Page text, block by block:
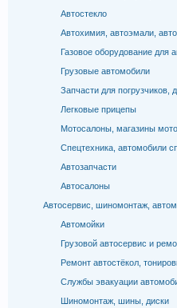
Автостекло
Автохимия, автоэмали,
Газовое оборудование для
Грузовые автомобили
Запчасти для погрузчиков,
Легковые прицепы
Мотосалоны, магазины
Спецтехника, автомобили
Автозапчасти
Автосалоны
Автосервис, шиномонтаж,
Автомойки
Грузовой автосервис и
Ремонт автостёкол,
Службы эвакуации
Шиномонтаж, шины, диски